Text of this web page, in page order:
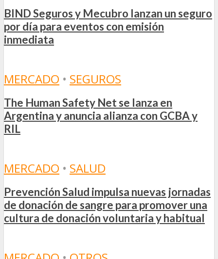
BIND Seguros y Mecubro lanzan un seguro
por día para eventos con emisión
inmediata
MERCADO • SEGUROS
The Human Safety Net se lanza en
Argentina y anuncia alianza con GCBA y
RIL
MERCADO • SALUD
Prevención Salud impulsa nuevas jornadas
de donación de sangre para promover una
cultura de donación voluntaria y habitual